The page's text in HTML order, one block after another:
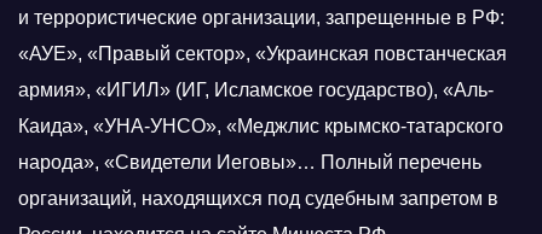
и террористические организации, запрещенные в РФ:
«АУЕ», «Правый сектор», «Украинская повстанческая
армия», «ИГИЛ» (ИГ, Исламское государство), «Аль-
Каида», «УНА-УНСО», «Меджлис крымско-татарского
народа», «Свидетели Иеговы»… Полный перечень
организаций, находящихся под судебным запретом в